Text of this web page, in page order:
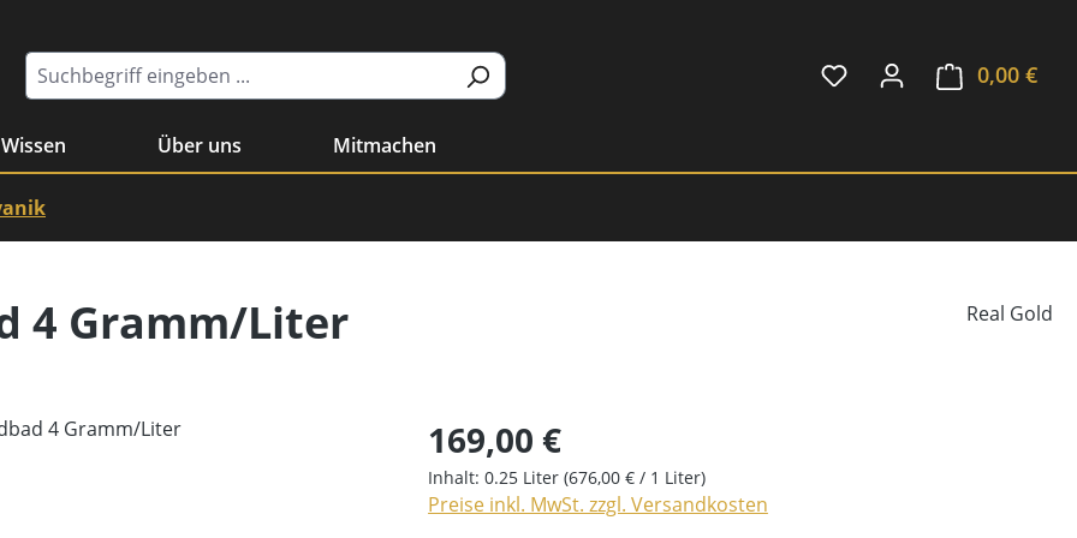
0,00 €
Wissen Über uns Mitmachen
4 Gramm/Liter Real Gold
169,00 €
Inhalt: 0.25 Liter (676,00 € / 1 Liter)
Preise inkl. MwSt. zzgl. Versandkosten